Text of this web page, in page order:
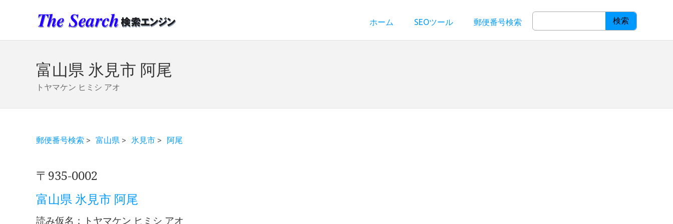
ホーム SEOツール 郵便番号検索 検索
富山県 氷見市 阿尾
トヤマケン ヒミシ アオ
郵便番号検索 > 富山県 > 氷見市 > 阿尾
〒935-0002
富山県 氷見市 阿尾
読み仮名：トヤマケン ヒミシ アオ